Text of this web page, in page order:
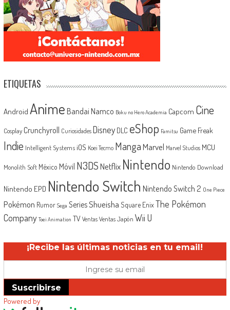
ETIQUETAS
Android Anime Bandai Namco Boku no Hero Academia Capcom Cine
Cosplay Crunchyroll Curiosidades Disney DLC eShop Famitsu Game Freak
Indie Intelligent Systems iOS Koei Tecmo MangaMarvel Marvel Studios MCU
Monolith Soft México Móvil N3DSNetflix Nintendo Nintendo Download
Nintendo EPD Nintendo Switch Nintendo Switch 2 One Piece
Pokémon Rumor Sega SeriesShueisha Square EnixThe Pokémon
Company Toei Animation TV Ventas Ventas Japón Wii U
¡Recibe las últimas noticias en tu email!
Suscribirse
Powered by